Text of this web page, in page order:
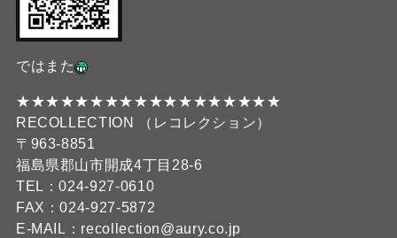
ではまた
★★★★★★★★★★★★★★★★★★
RECOLLECTION （レコレクション）
〒963-8851
福島県郡山市開成4丁目28-6
TEL：024-927-0610
FAX：024-927-5872
E-MAIL：recollection@aury.co.jp